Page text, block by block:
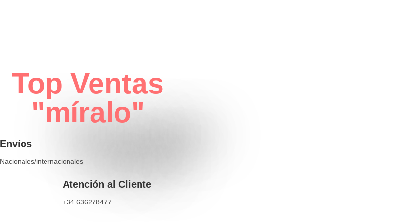
Top Ventas
"míralo"
Envíos
Nacionales/internacionales
Atención al Cliente
+34 636278477